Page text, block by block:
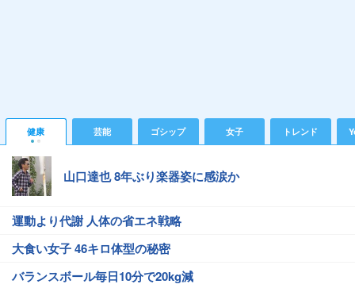
健康 芸能 ゴシップ 女子 トレンド
山口達也 8年ぶり楽器姿に感涙か
運動より代謝 人体の省エネ戦略
大食い女子 46キロ体型の秘密
バランスボール毎日10分で20kg減